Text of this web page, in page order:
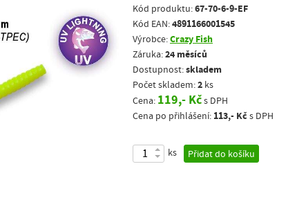
Kód produktu:67-70-6-9-EF
Kód EAN:4891166001545
Výrobce:Crazy Fish
Záruka:24 měsíců
Dostupnost:skladem
Počet skladem:2 ks
Cena: 119,- Kčs DPH
Cena po přihlášení: 113,- Kč s DPH
ks Přidat do košíku